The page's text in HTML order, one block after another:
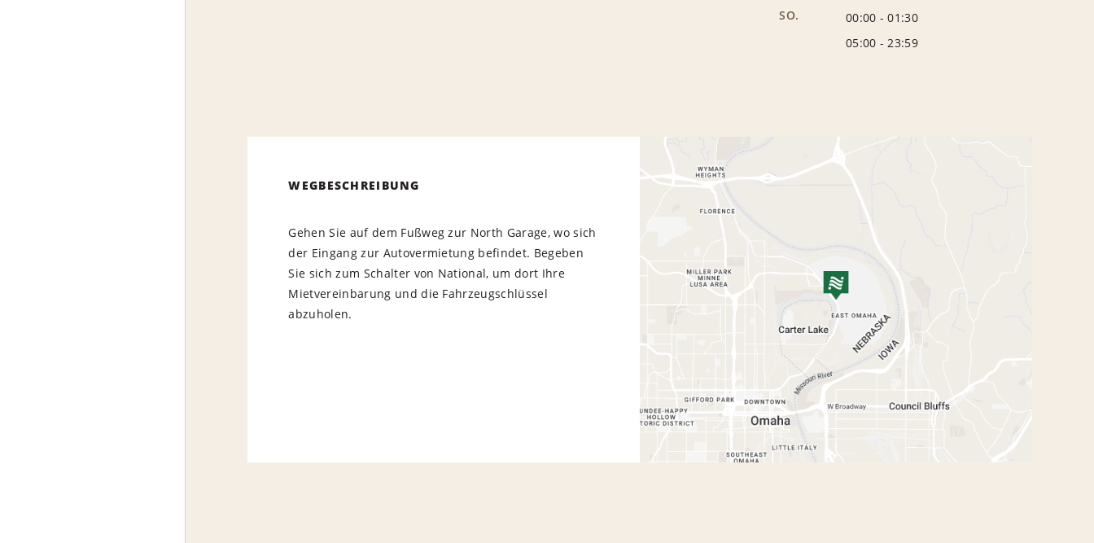
SO. 00:00 -01:30
05:00 -23:59
WEGBESCHREIBUNG
Gehen Sie auf dem Fußweg zur North Garage, wo sich
der Eingang zur Autovermietung befindet. Begeben
Sie sich zum Schalter von National, um dort Ihre
Mietvereinbarung und die Fahrzeugschlüssel
abzuholen.